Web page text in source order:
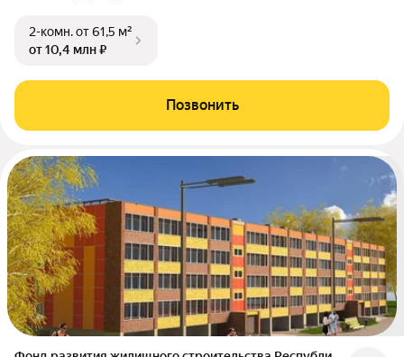
2-комн.от 61,5 м²
от 10,4 млн ₽
Позвонить